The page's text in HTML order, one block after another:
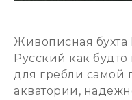
Живописная бухта
Русский как
для гребли самой
акватории,